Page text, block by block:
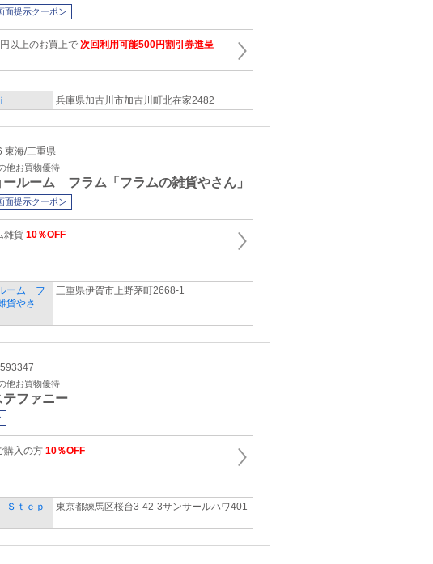
面提示クーポン
以上のお買上で 次回利用可能500円割引券進呈
兵庫県加古川市加古川町北在家2482
東海/三重県
他お買物優待
ールーム フラム「フラムの雑貨やさん」
面提示クーポン
雑貨 10％OFF
ーム フ
貨やさ
三重県伊賀市上野茅町2668-1
他お買物優待
ファニー
購入の方 10％OFF
Ｓｔｅｐ
東京都練馬区桜台3-42-3サンサールハワ401